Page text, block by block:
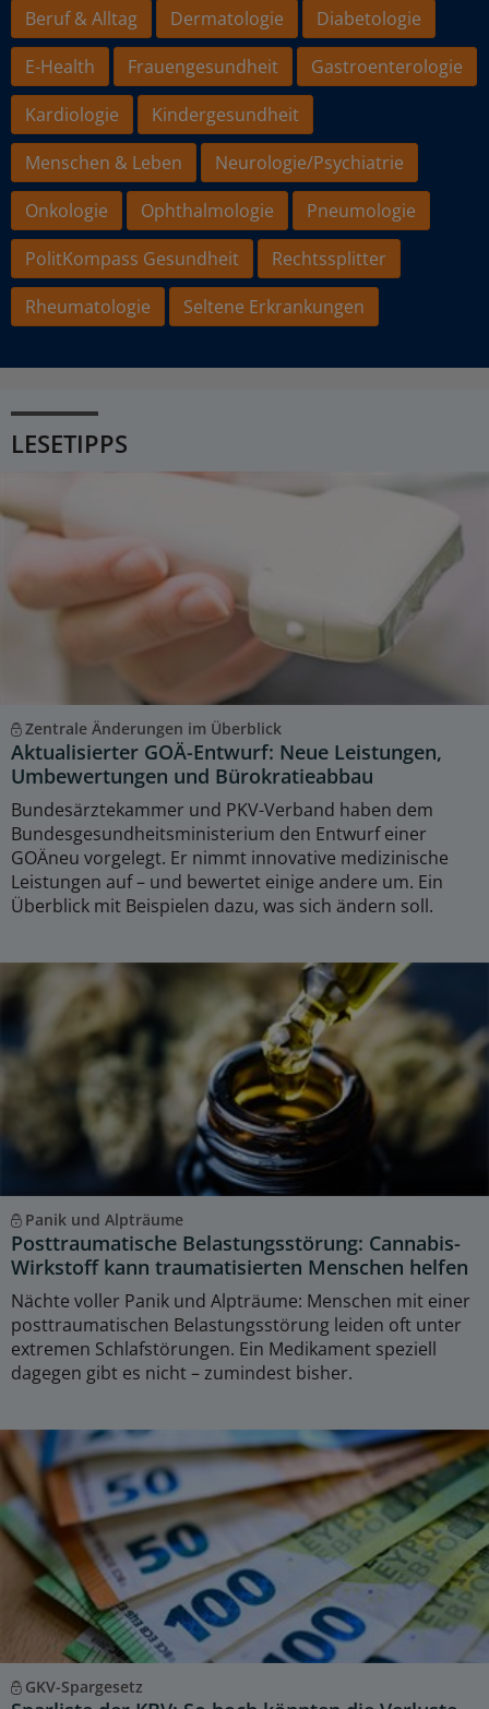
Beruf & Alltag
Dermatologie
Diabetologie
E-Health
Frauengesundheit
Gastroenterologie
Kardiologie
Kindergesundheit
Menschen & Leben
Neurologie/Psychiatrie
Onkologie
Ophthalmologie
Pneumologie
PolitKompass Gesundheit
Rechtssplitter
Rheumatologie
Seltene Erkrankungen
LESETIPPS
Zentrale Änderungen im Überblick
Aktualisierter GOÄ-Entwurf: Neue Leistungen,
Umbewertungen und Bürokratieabbau
Bundesärztekammer und PKV-Verband haben dem
Bundesgesundheitsministerium den Entwurf einer
GOÄneu vorgelegt. Er nimmt innovative medizinische
Leistungen auf – und bewertet einige andere um. Ein
Überblick mit Beispielen dazu, was sich ändern soll.
Panik und Alpträume
Posttraumatische Belastungsstörung: Cannabis-
Wirkstoff kann traumatisierten Menschen helfen
Nächte voller Panik und Alpträume: Menschen mit einer
posttraumatischen Belastungsstörung leiden oft unter
extremen Schlafstörungen. Ein Medikament speziell
dagegen gibt es nicht – zumindest bisher.
GKV-Spargesetz